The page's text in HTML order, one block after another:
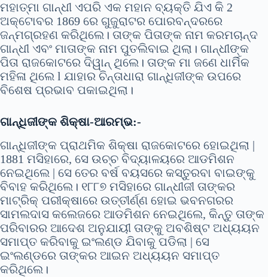
ମହାତ୍ମା ଗାନ୍ଧୀ ଏପରି ଏକ ମହାନ ବ୍ୟକ୍ତି ଯିଏ କି 2
ଅକ୍ଟୋବର 1869 ରେ ଗୁଜୁରାଟର ପୋରବନ୍ଦରରେ
ଜନ୍ମଗ୍ରହଣ କରିଥିଲେ। ତାଙ୍କ ପିତାଙ୍କ ନାମ କରମଚାନ୍ଦ
ଗାନ୍ଧୀ ଏବଂ ମାତାଙ୍କ ନାମ ପୁତଲିବାଇ ଥିଲା। ଗାନ୍ଧୀଙ୍କ
ପିତା ରାଜକୋଟରେ ଦିୱାନ୍ ଥିଲେ। ତାଙ୍କ ମା ଜଣେ ଧାର୍ମିକ
ମହିଳା ଥିଲେ l ଯାହାର ଚିନ୍ତାଧାରା ଗାନ୍ଧିଜୀଙ୍କ ଉପରେ
ବିଶେଷ ପ୍ରଭାବ ପକାଇଥିଲା।
ଗାନ୍ଧିଜୀଙ୍କ ଶିକ୍ଷା-ଆରମ୍ଭ:-
ଗାନ୍ଧିଜୀଙ୍କ ପ୍ରାଥମିକ ଶିକ୍ଷା ରାଜକୋଟରେ ହୋଇଥିଲା |
1881 ମସିହାରେ, ସେ ଉଚ୍ଚ ବିଦ୍ୟାଳୟରେ ଆଡମିଶନ
ନେଇଥିଲେ | ସେ ତେର ବର୍ଷ ବୟସରେ କସ୍ତୁରବା ବାଇଙ୍କୁ
ବିବାହ କରିଥିଲେ। ୧୮୮୭ ମସିହାରେ ଗାନ୍ଧୀଜୀ ତାଙ୍କର
ମାଟ୍ରିକ୍ ପରୀକ୍ଷାରେ ଉତ୍ତୀର୍ଣ୍ଣ ହୋଇ ଭବନଗରର
ସାମଲଦାସ କଲେଜରେ ଆଡମିଶନ ନେଇଥିଲେ, କିନ୍ତୁ ତାଙ୍କ
ପରିବାରର ଆଦେଶ ଅନୁଯାୟୀ ତାଙ୍କୁ ଅବଶିଷ୍ଟ ଅଧ୍ୟୟନ
ସମାପ୍ତ କରିବାକୁ ଇଂଲଣ୍ଡ ଯିବାକୁ ପଡିଲା | ସେ
ଇଂଲଣ୍ଡରେ ତାଙ୍କର ଆଇନ ଅଧ୍ୟୟନ ସମାପ୍ତ
କରିଥିଲେ।